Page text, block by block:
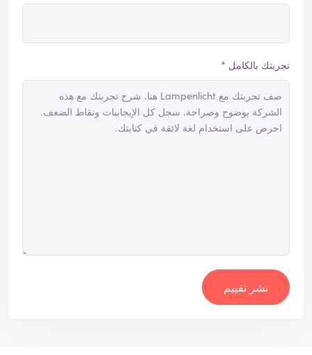
تجربتك بالكامل *
نشر تقييم